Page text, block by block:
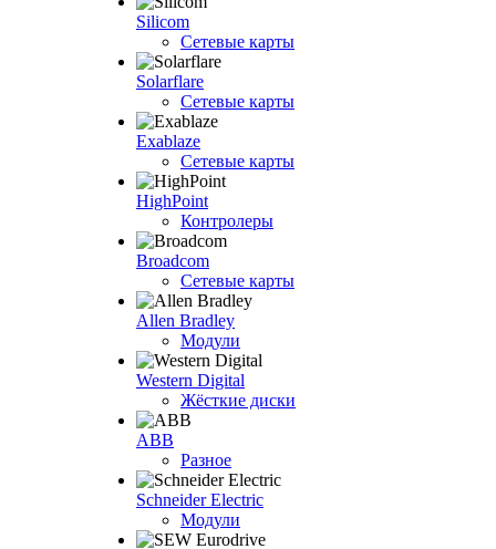
Silicom
Сетевые карты
Solarflare
Сетевые карты
Exablaze
Сетевые карты
HighPoint
Контролеры
Broadcom
Сетевые карты
Allen Bradley
Модули
Western Digital
Жёсткие диски
ABB
Разное
Schneider Electric
Модули